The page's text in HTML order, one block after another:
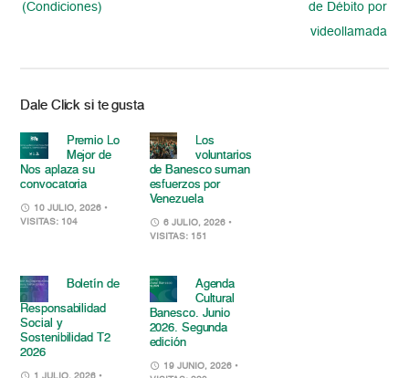
(Condiciones)
de Débito por
videollamada
Dale Click si te gusta
Premio Lo
Mejor de
Nos aplaza su
convocatoria
10 JULIO, 2026 •
VISITAS: 104
Los
voluntarios
de Banesco suman
esfuerzos por
Venezuela
6 JULIO, 2026 •
VISITAS: 151
Boletín de
Responsabilidad
Social y
Sostenibilidad T2
2026
1 JULIO, 2026 •
Agenda
Cultural
Banesco. Junio
2026. Segunda
edición
19 JUNIO, 2026 •